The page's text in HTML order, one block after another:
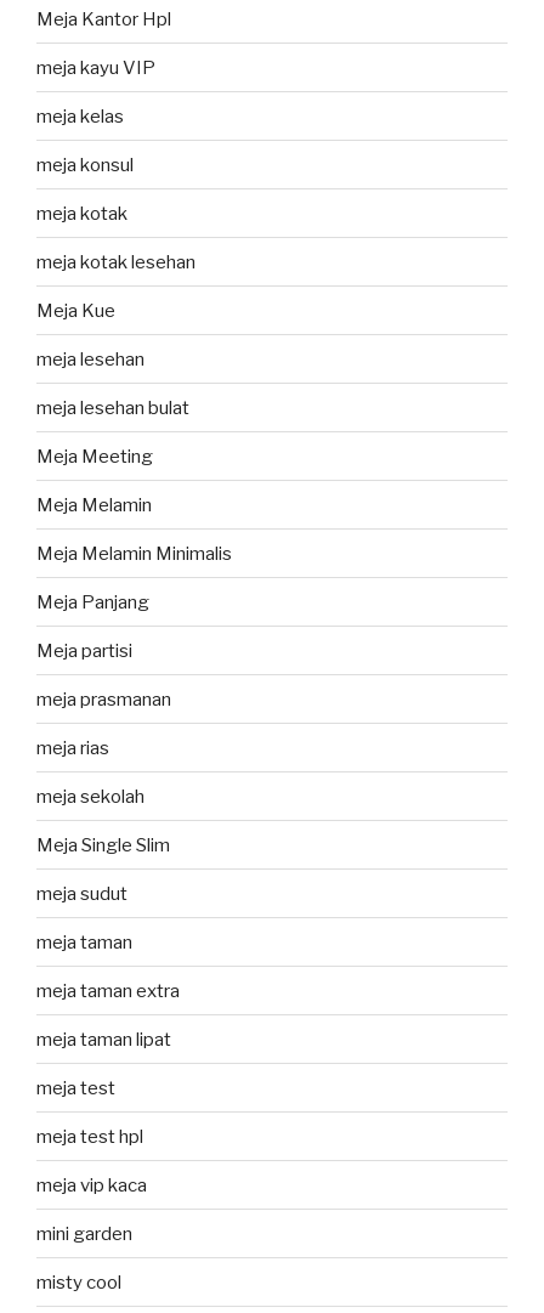
Meja Kantor Hpl
meja kayu VIP
meja kelas
meja konsul
meja kotak
meja kotak lesehan
Meja Kue
meja lesehan
meja lesehan bulat
Meja Meeting
Meja Melamin
Meja Melamin Minimalis
Meja Panjang
Meja partisi
meja prasmanan
meja rias
meja sekolah
Meja Single Slim
meja sudut
meja taman
meja taman extra
meja taman lipat
meja test
meja test hpl
meja vip kaca
mini garden
misty cool